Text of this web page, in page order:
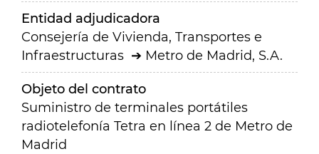
Entidad adjudicadora
Consejería de Vivienda, Transportes e
Infraestructuras
Metro de Madrid, S.A.
Objeto del contrato
Suministro de terminales portátiles
radiotelefonía Tetra en línea 2 de Metro de
Madrid